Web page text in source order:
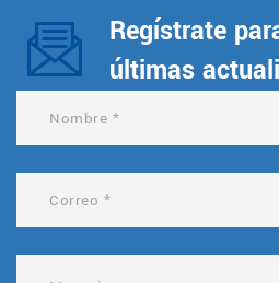
Regístrate
últimas